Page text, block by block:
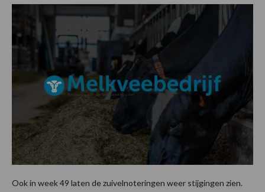
Ook in week 49 laten de zuivelnoteringen weer stijgingen zien.